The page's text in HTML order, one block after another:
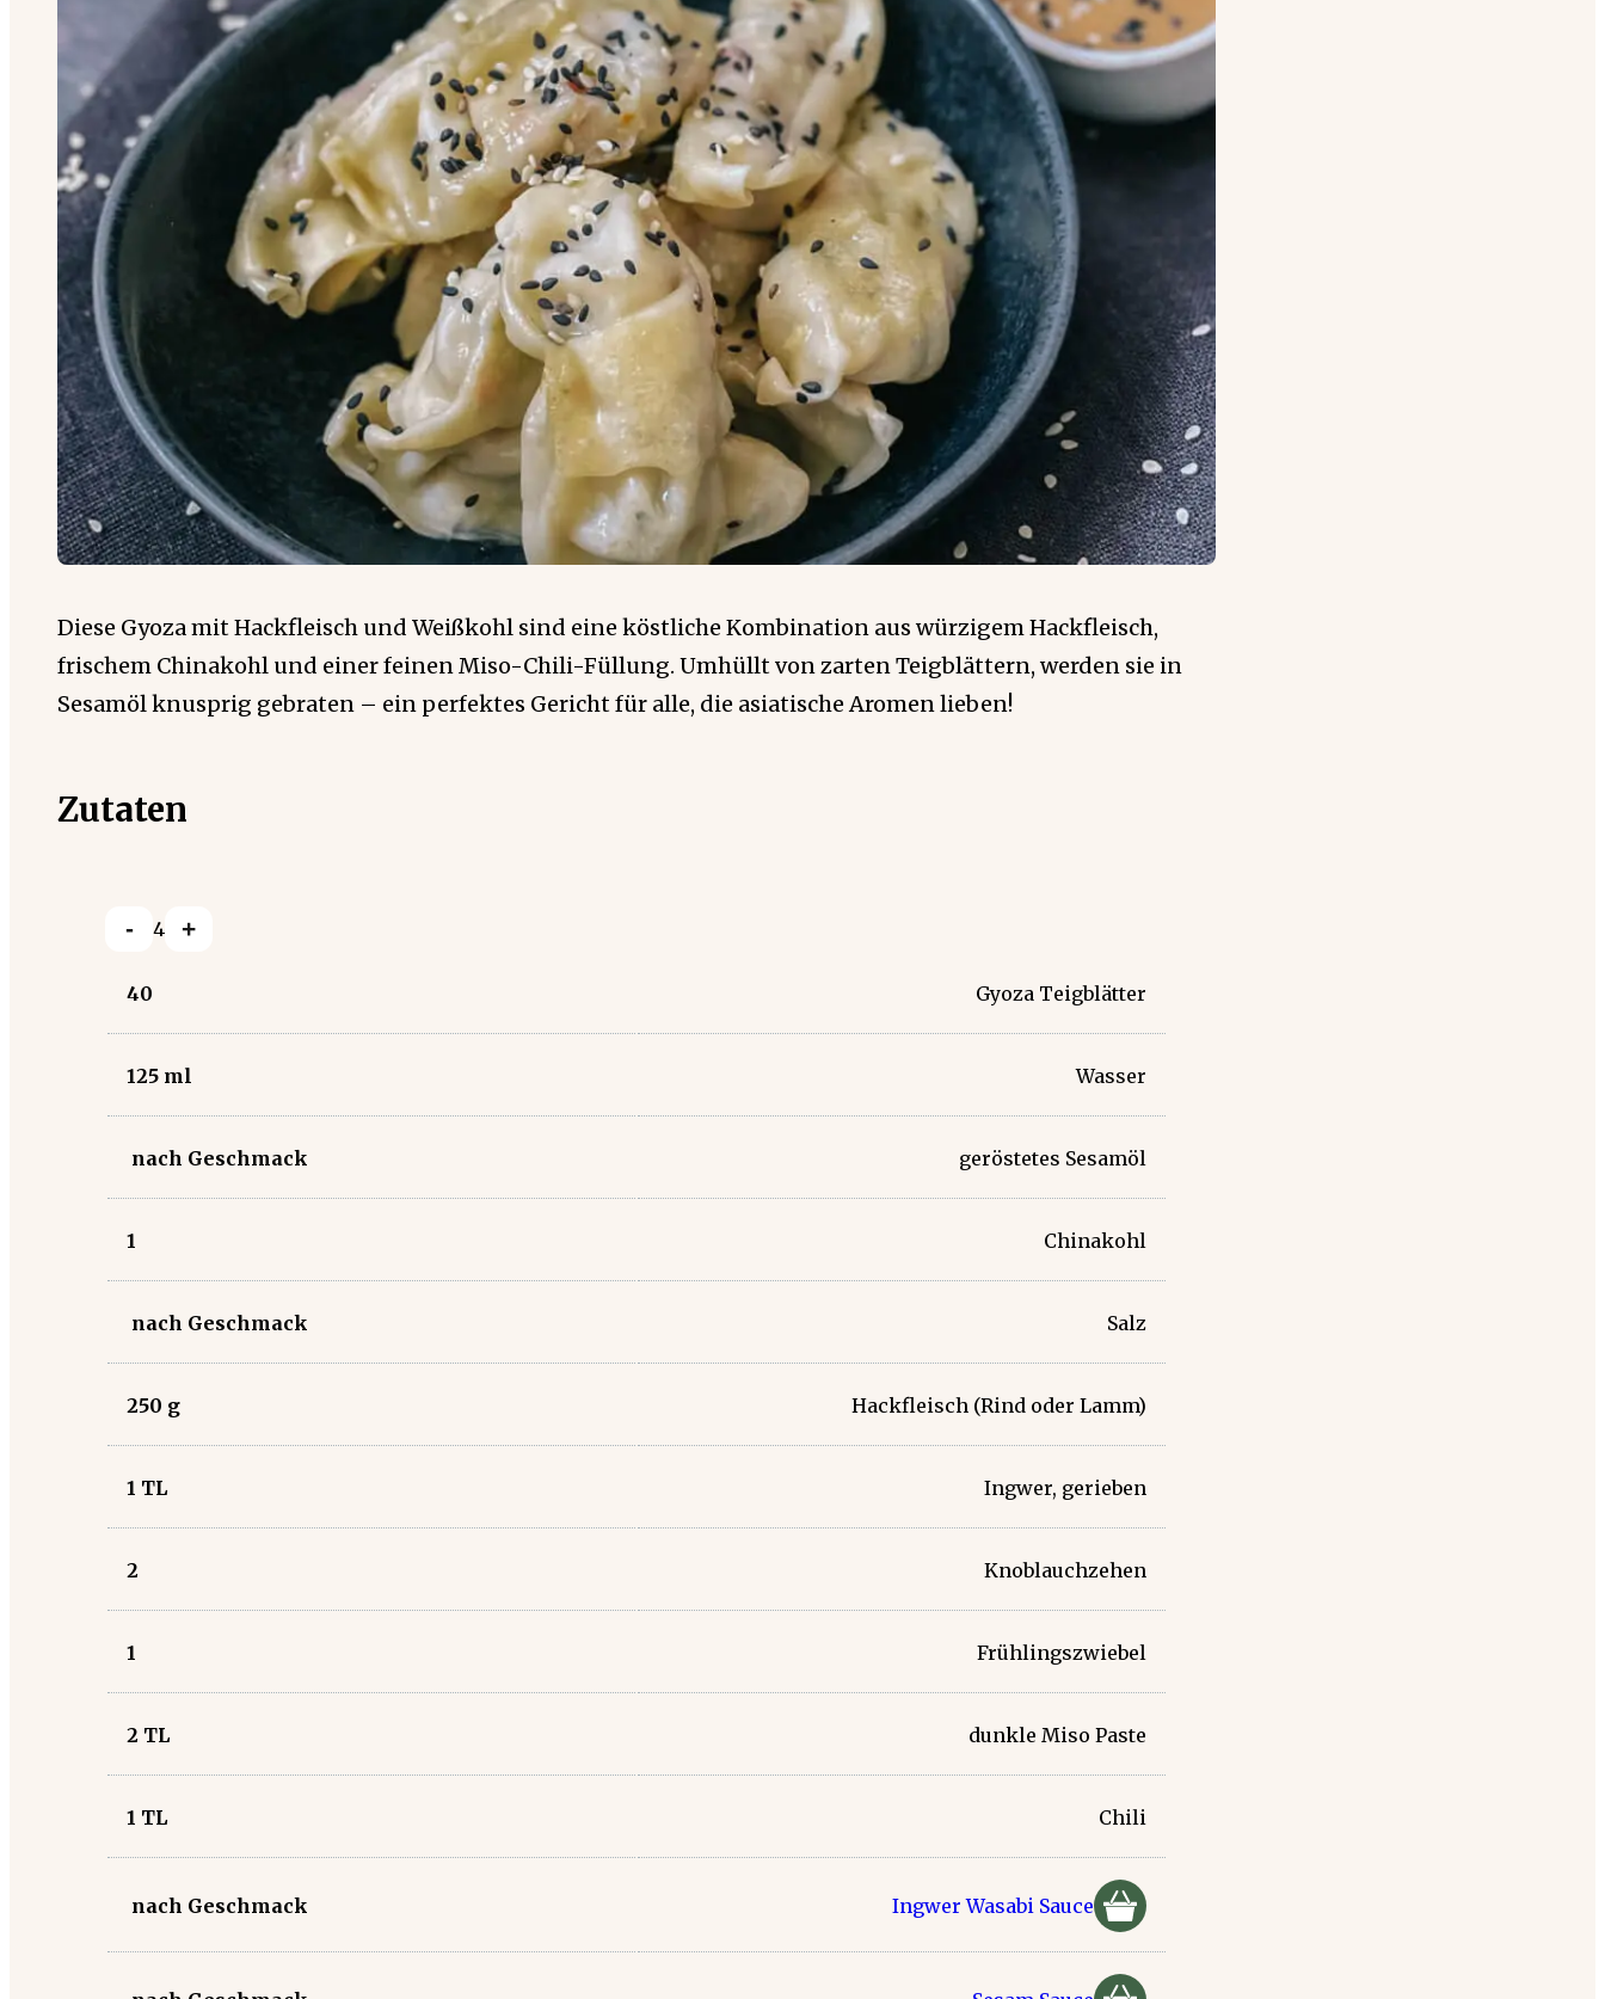
Diese Gyoza mit Hackfleisch und Weißkohl sind eine köstliche Kombination aus würzigem Hackfleisch,
frischem Chinakohl und einer feinen Miso-Chili-Füllung. Umhüllt von zarten Teigblättern, werden sie in
Sesamöl knusprig gebraten – ein perfektes Gericht für alle, die asiatische Aromen lieben!
Zutaten
- 4 +
40 Gyoza Teigblätter
125 ml Wasser
nach Geschmack geröstetes Sesamöl
1 Chinakohl
nach Geschmack Salz
250 g Hackfleisch (Rind oder Lamm)
1 TL Ingwer, gerieben
2 Knoblauchzehen
1 Frühlingszwiebel
2 TL dunkle Miso Paste
1 TL Chili
nach Geschmack Ingwer Wasabi Sauce